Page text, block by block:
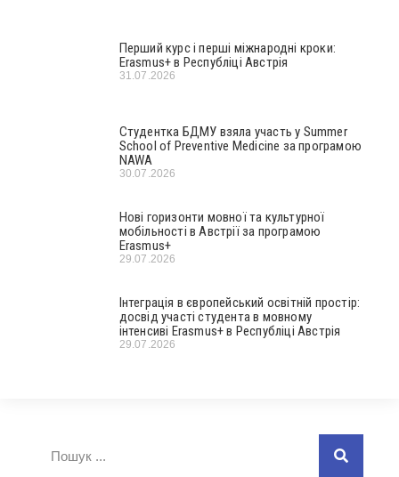
Перший курс і перші міжнародні кроки:
Erasmus+ в Республіці Австрія
31.07.2026
Студентка БДМУ взяла участь у Summer
School of Preventive Medicine за програмою
NAWA
30.07.2026
Нові горизонти мовної та культурної
мобільності в Австрії за програмою
Erasmus+
29.07.2026
Інтеграція в європейський освітній простір:
досвід участі студента в мовному
інтенсиві Erasmus+ в Республіці Австрія
29.07.2026